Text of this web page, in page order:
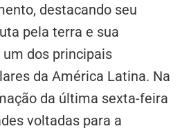
destacando seu
pela terra e sua
dos principais
da América Latina. Na
da última sexta-feira
voltadas para a